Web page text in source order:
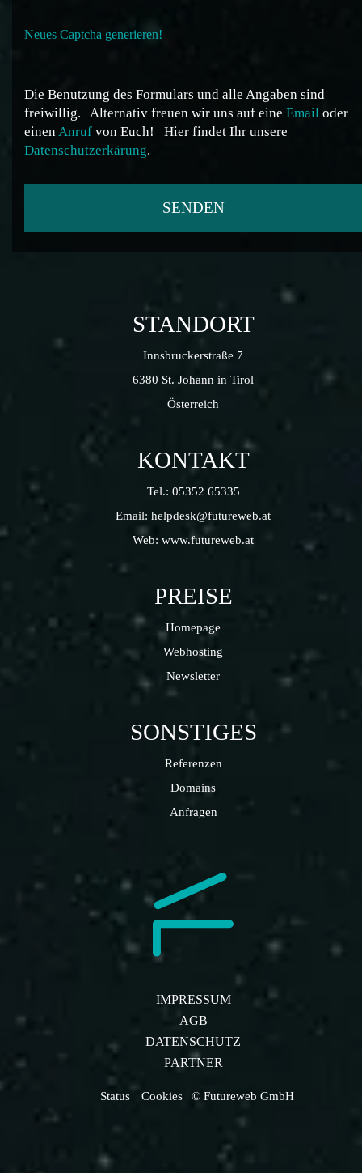
Neues Captcha generieren!
Die Benutzung des Formulars und alle Angaben sind
freiwillig.
Alternativ freuen wir uns auf eine Email oder
einenAnruf von Euch!
Hier findet Ihr unsere
Datenschutzerkärung.
STANDORT
Innsbruckerstraße 7
6380 St. Johann in Tirol
Österreich
KONTAKT
Tel.: 05352 65335
Email: helpdesk@futureweb.at
Web: www.futureweb.at
PREISE
Homepage
Webhosting
Newsletter
SONSTIGES
Referenzen
Domains
Anfragen
IMPRESSUM
AGB
DATENSCHUTZ
PARTNER
Status Cookies | © Futureweb GmbH